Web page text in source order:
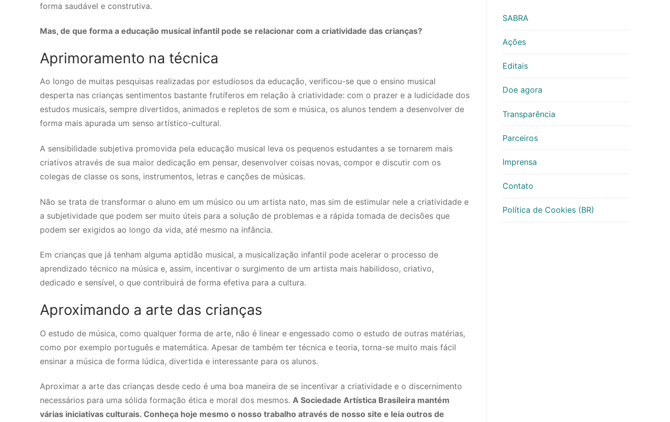
forma saudável e construtiva.
Mas, de que forma a educação musical infantil pode se relacionar com a criatividade das crianças?
Aprimoramento na técnica
Ao longo de muitas pesquisas realizadas por estudiosos da educação, verificou-se que o ensino musical
desperta nas crianças sentimentos bastante frutíferos em relação à criatividade: com o prazer e a ludicidade dos
estudos musicais, sempre divertidos, animados e repletos de som e música, os alunos tendem a desenvolver de
forma mais apurada um senso artístico-cultural.
A sensibilidade subjetiva promovida pela educação musical leva os pequenos estudantes a se tornarem mais
criativos através de sua maior dedicação em pensar, desenvolver coisas novas, compor e discutir com os
colegas de classe os sons, instrumentos, letras e canções de músicas.
Não se trata de transformar o aluno em um músico ou um artista nato, mas sim de estimular nele a criatividade e
a subjetividade que podem ser muito úteis para a solução de problemas e a rápida tomada de decisões que
podem ser exigidos ao longo da vida, até mesmo na infância.
Em crianças que já tenham alguma aptidão musical, a musicalização infantil pode acelerar o processo de
aprendizado técnico na música e, assim, incentivar o surgimento de um artista mais habilidoso, criativo,
dedicado e sensível, o que contribuirá de forma efetiva para a cultura.
Aproximando a arte das crianças
O estudo de música, como qualquer forma de arte, não é linear e engessado como o estudo de outras matérias,
como por exemplo português e matemática. Apesar de também ter técnica e teoria, torna-se muito mais fácil
ensinar a música de forma lúdica, divertida e interessante para os alunos.
Aproximar a arte das crianças desde cedo é uma boa maneira de se incentivar a criatividade e o discernimento
necessários para uma sólida formação ética e moral dos mesmos. A Sociedade Artística Brasileira mantém
várias iniciativas culturais. Conheça hoje mesmo o nosso trabalho através de nosso site e leia outros de
SABRA
Ações
Editais
Doe agora
Transparência
Parceiros
Imprensa
Contato
Política de Cookies (BR)